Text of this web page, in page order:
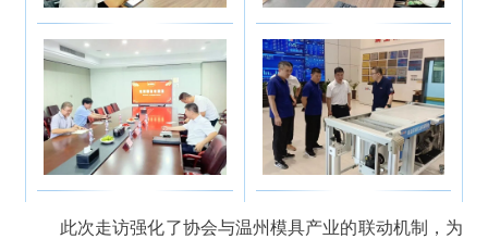
此次走访强化了协会与温州模具产业的联动机制，为